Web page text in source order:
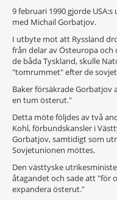
9 februari 1990 gjorde
med Michail Gorbatjov.
I utbyte mot att Ryssland
från delar av Östeuropa
de båda Tyskland, skulle
"tomrummet" efter de
Baker försäkrade
en tum österut."
Detta möte följdes av två
Kohl, förbundskansler i
Gorbatjov, samtidigt som
Sovjetunionen möttes.
Den västtyske
åtagandet och sade att "för
expandera österut."